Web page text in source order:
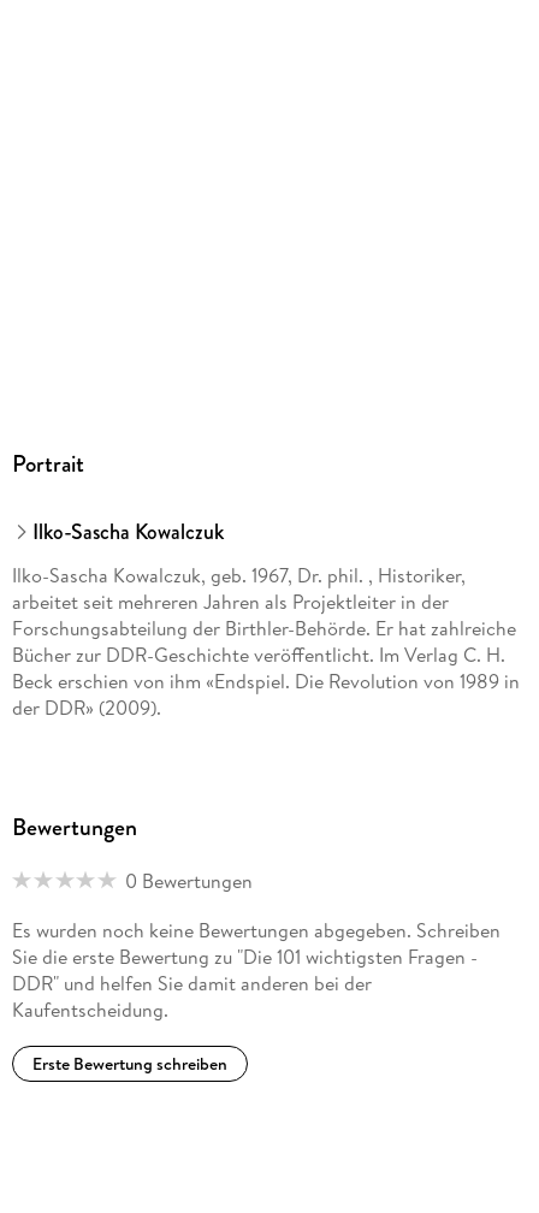
Portrait
Ilko-Sascha Kowalczuk
Ilko-Sascha Kowalczuk, geb. 1967, Dr. phil. , Historiker,
arbeitet seit mehreren Jahren als Projektleiter in der
Forschungsabteilung der Birthler-Behörde. Er hat zahlreiche
Bücher zur DDR-Geschichte veröffentlicht. Im Verlag C. H.
Beck erschien von ihm «Endspiel. Die Revolution von 1989 in
der DDR» (2009).
Bewertungen
0 Bewertungen
Es wurden noch keine Bewertungen abgegeben. Schreiben
Sie die erste Bewertung zu "Die 101 wichtigsten Fragen -
DDR" und helfen Sie damit anderen bei der
Kaufentscheidung.
Erste Bewertung schreiben